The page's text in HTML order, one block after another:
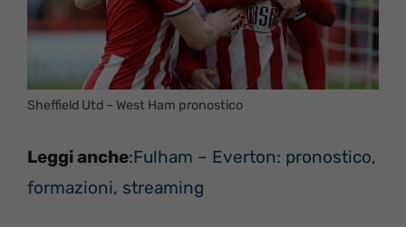
Sheffield Utd – West Ham pronostico
Leggi anche:Fulham – Everton: pronostico,
formazioni, streaming